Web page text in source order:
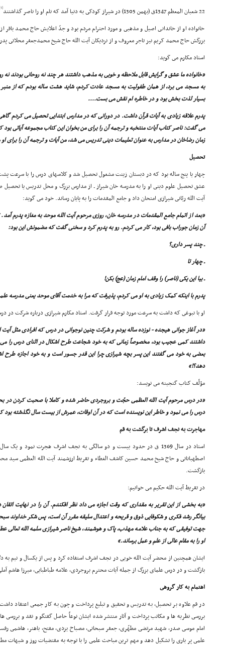
22 شعبان المعظم 1347ق (بهمن 1305) در شیراز کودکى به دنیا آمد که نام او را ناصر گذاشتند
[1]
خانواده او از خاندانى اصیل و مذهبى و مورد احترام مردم بود و جدّ اعلایش حاج محمد باقر
بزرگش حاج محمد کریم نیز تاجر معروف و از نزدیکان آیت الله حاج شیخ محمدجعفر محلاتى پدر
استاد مکارم مى گوید:
«خانواده ما عشق و گرایش قابل ملاحظه و خوبى به مذهب داشتند هر چند نه روحانى بودند نه
به مسجد مى برد، از همان طفولیت به مسجد عادت کردم، شاید هشت ساله بودم که از منبر
بسیار لذت بخش بود و در خاطره ام نقش مى بست....
پدرم علاقه زیادى به آیات قرآن داشت. در دورانى که در مدارس ابتدایى تحصیل مى کردم
مى گفت: ناصر کتاب آیات منتخبه و ترجمه آن را براى من بخوان این کتاب مجموعه آیاتى
زمان رضاخان در مدارس به عنوان تعلیمات دینى تدریس مى شد، من آیات و ترجمه آن را براى
تحصیل
چهار یا پنج ساله بود که در دبستان زینت مشغول تحصیل شد و کلاسهاى درس را با سرعت
عشق تحصیل علوم دینى او را به مدرسه خان شیراز ـ از مدارس بزرگ و محل تدریس یا تحصیل
آیت الله ربّانى شیرازى امتحان داد و جامع المقدمات را به پایان رساند. خود مى گوید:
«بعد از اتمام جامع المقدمات در مدرسه خان، روزى مرحوم آیت الله موحد به مغازه پدرم
آن زمان جوراب بافى بود، کار مى کردم. رو به پدرم کرد و سخنى گفت که مضمونش این بود:
ـ چند پسر دارى؟
ـ چهار تا
ـ بیا این یکى (ناصر) را وقف امام زمان (عج) بکن!
پدرم با اینکه کمک زیادى به او مى کردم، پذیرفت که مرا به خدمت آقاى موحد یعنى مدرسه
او با نبوغى که داشت به سرعت مورد توجه قرار گرفت. استاد مکارم شیرازى درباره شرکت
«در آغاز جوانى هیجده - نوزده ساله بودم و شرکت چنین نوجوانى در درس که افرادى مثل آیت
داشتند کمى عجیب بود، مخصوصاً زمانى که به خود شجاعت طرح اشکال در اثناى درس را
بعضى به خود مى گفتند این پسر بچه شیرازى چرا این قدر جسور است و به خود اجازه طرح
دهد؟!»
مؤلّف کتاب گنجینه مى نویسد:
«در درس مرحوم آیت الله العظمى حجّت و بروجردى حاضر شده و کاملا با صحبت کردن در
درس را مى نمود و خاطر این نویسنده است که در آن اوقات، عمرش از بیست سال نگذشته
مهاجرت به نجف اشرف تا برگشت به قم
استاد در سال 1369 ق در حدود بیست و دو سالگى به نجف اشرف هجرت نمود و
اصطهباناتى و حاج شیخ محمد حسین کاشف الغطاء و تقریظ ارزشمند آیت الله العظمى سید
بازگشت.
در تقریظ آیت الله حکیم مى خوانیم:
«به بخشى از این تقریر به مقدارى که وقت اجازه مى داد نظر افکندم. آن را در نهایت اتقان
بیانگر رشد فکرى و شکوفایى ذوق و قریحه و اعتدال سلیقه مقرر آن است، پس شکر خداوند
جهت توفیقى که به جناب علامه مهذب، پاک و هوشمند، شیخ ناصر شیرازى سلمه الله
او را به مقام عالى از علم و عمل برساند.»
بازگشت و در درس علماى بزرگ از جمله آیات محترم بروجردى، علامه طباطبایى، میرزا
اهتمام به کار گروهى
در قم علاوه بر تحصیل، به تدریس و تحقیق و تبلیغ پرداخت و چون به کار جمعى اعتقاد
بررسى نظریه ها و مکاتب پرداخت و آثار منتشر شده ایشان نوعاً حاصل گفتگو و نقد و بررسى
امام موسى صدر، شهید مرتضى مطهّرى، جعفر سبحانى، مصباح یزدى، مفتح، باهنر، هاشمى
علمى پر بارى را تشکیل دهد و مهم ترین مباحث علمى را با توجه به مقتضیات روز و شبهات